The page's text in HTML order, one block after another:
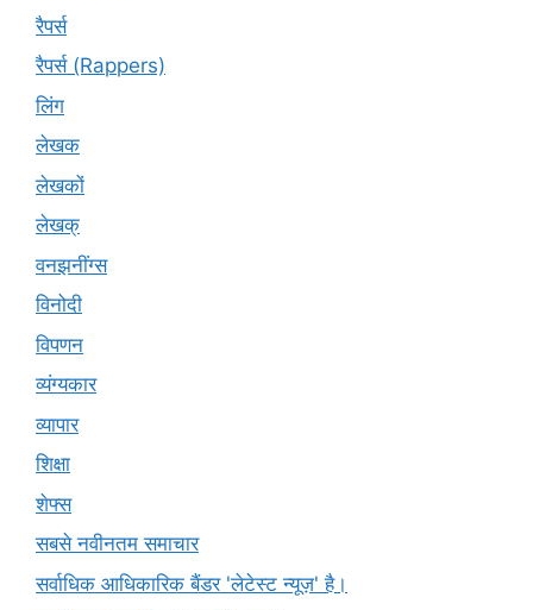
रैपर्स
रैपर्स (Rappers)
लिंग
लेखक
लेखकों
लेखक्
वनझनींग्स
विनोदी
विपणन
व्यंग्यकार
व्यापार
शिक्षा
शेफ्स
सबसे नवीनतम समाचार
सर्वाधिक आधिकारिक बैंडर 'लेटेस्ट न्यूज़' है।